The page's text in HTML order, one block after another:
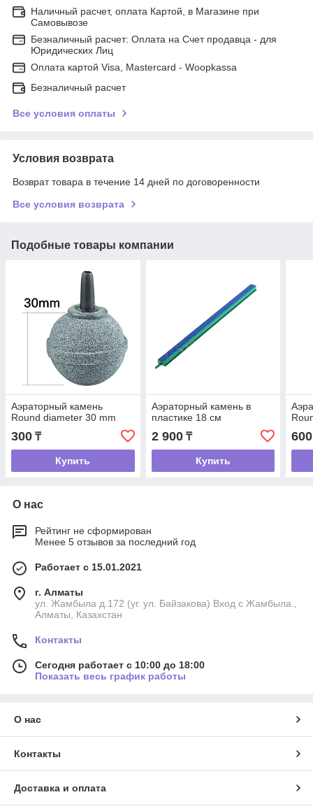
Наличный расчет, оплата Картой, в Магазине при
Самовывозе
Безналичный расчет: Оплата на Счет продавца - для
Юридических Лиц
Оплата картой Visa, Mastercard - Woopkassa
Безналичный расчет
Все условия оплаты
Условия возврата
Возврат товара в течение 14 дней по договоренности
Все условия возврата
Подобные товары компании
Аэраторный камень
Round diameter 30 mm
300 ₸
Купить
Аэраторный камень в
пластике 18 см
2 900₸
Купить
600
О нас
Рейтинг не сформирован
Менее 5 отзывов за последний год
Работает с 15.01.2021
г. Алматы
ул. Жамбыла д.172 (уг. ул. Байзакова) Вход с Жамбыла.,
Алматы, Казахстан
Контакты
Сегодня работает с 10:00 до 18:00
Показать весь график работы
О нас
Контакты
Доставка и оплата